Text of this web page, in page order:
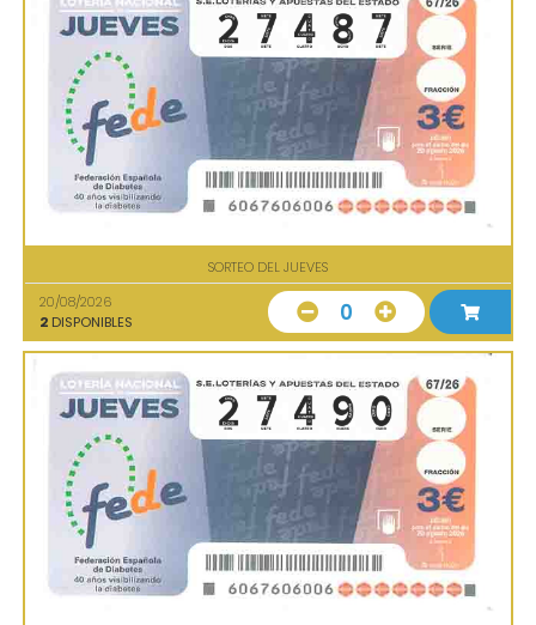
SORTEO DEL JUEVES
20/08/2026
2 DISPONIBLES 0